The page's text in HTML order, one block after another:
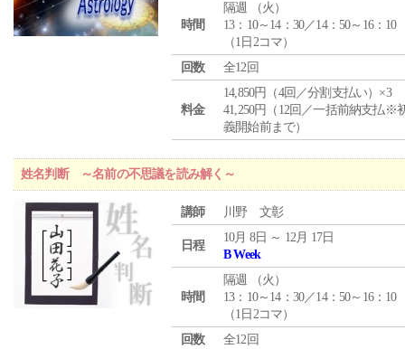
時間
隔週 （火 ）
13：10～14：30／14：50～16：10
（1日2コマ）
回数
全12回
料金
14,850円（4回／分割支払い）×3
41,250円（12回／一括前納支払※
義開始前まで）
姓名判断 ～名前の不思議を読み解く～
講師 川野 文彰
日程
10月 8日 ～ 12月 17日
B Week
時間
隔週 （火 ）
13：10～14：30／14：50～16：10
（1日2コマ）
回数
全12回